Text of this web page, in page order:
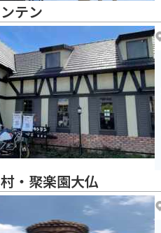
テン
・聚楽園大仏